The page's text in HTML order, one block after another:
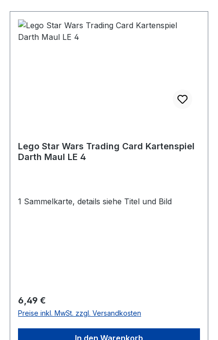
Lego Star Wars Trading Card Kartenspiel
Darth Maul LE 4
1 Sammelkarte, details siehe Titel und Bild
Regulärer Preis:
6,49 €
Preise inkl. MwSt. zzgl. Versandkosten
In den Warenkorb